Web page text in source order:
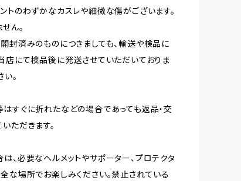
トのわずかなカスレや細微な傷がございます。
ん。
封済みのものにつきましても、輸送や検品に
店にて検品後に発送させていただいておりま
。
すぐに折れたなどの場合であっても返品・交
ただきます。
、必要なヘルメットやサポーター、プロテクタ
な場所でお楽しみください。禁止されている